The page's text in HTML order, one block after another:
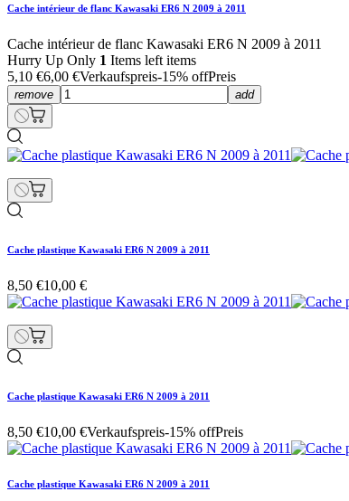
Cache intérieur de flanc Kawasaki ER6 N 2009 à 2011
Cache intérieur de flanc Kawasaki ER6 N 2009 à 2011
Hurry Up Only 1 Items left items
5,10 €6,00 €Verkaufspreis-15% offPreis
remove add
Cache plastique Kawasaki ER6 N 2009 à 2011
8,50 €10,00 €
Cache plastique Kawasaki ER6 N 2009 à 2011
8,50 €10,00 €Verkaufspreis-15% offPreis
Cache plastique Kawasaki ER6 N 2009 à 2011